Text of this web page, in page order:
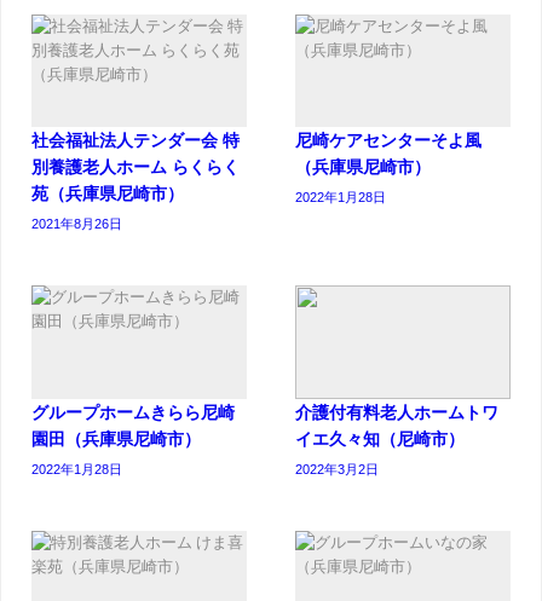
社会福祉法人テンダー会 特
別養護老人ホーム らくらく
苑（兵庫県尼崎市）
2021年8月26日
尼崎ケアセンターそよ風
（兵庫県尼崎市）
2022年1月28日
グループホームきらら尼崎
園田（兵庫県尼崎市）
2022年1月28日
介護付有料老人ホームトワ
イエ久々知（尼崎市）
2022年3月2日